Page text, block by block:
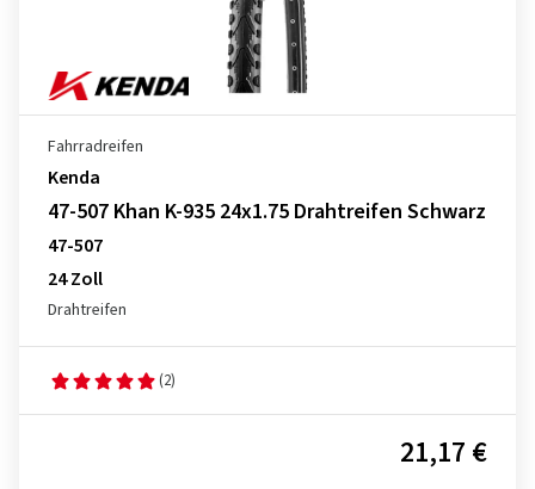
Fahrradreifen
Kenda
47-507 Khan K-935 24x1.75 Drahtreifen Schwarz
47-507
24 Zoll
Drahtreifen
(2)
21,17 €